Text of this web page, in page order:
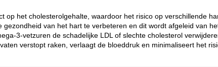
op het cholesterolgehalte, waardoor het risico op verschillende
van het hart te verbeteren en dit wordt afgeleid van
3-vetzuren de schadelijke LDL of slechte cholesterol
verstopt raken, verlaagt de bloeddruk en minimaliseert het